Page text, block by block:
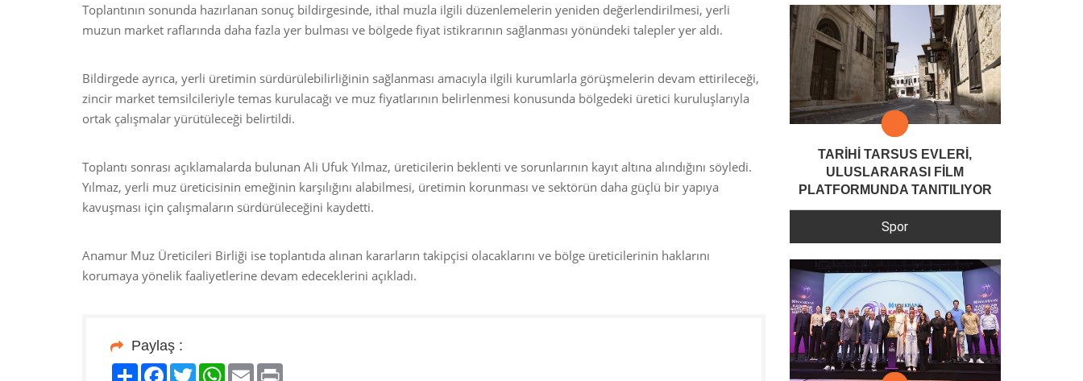
Toplantının sonunda hazırlanan sonuç bildirgesinde, ithal muzla ilgili düzenlemelerin yeniden değerlendirilmesi, yerli
muzun market raflarında daha fazla yer bulması ve bölgede fiyat istikrarının sağlanması yönündeki talepler yer aldı.
Bildirgede ayrıca, yerli üretimin sürdürülebilirliğinin sağlanması amacıyla ilgili kurumlarla görüşmelerin devam ettirileceği,
zincir market temsilcileriyle temas kurulacağı ve muz fiyatlarının belirlenmesi konusunda bölgedeki üretici kuruluşlarıyla
ortak çalışmalar yürütüleceği belirtildi.
Toplantı sonrası açıklamalarda bulunan Ali Ufuk Yılmaz, üreticilerin beklenti ve sorunlarının kayıt altına alındığını söyledi.
Yılmaz, yerli muz üreticisinin emeğinin karşılığını alabilmesi, üretimin korunması ve sektörün daha güçlü bir yapıya
kavuşması için çalışmaların sürdürüleceğini kaydetti.
Anamur Muz Üreticileri Birliği ise toplantıda alınan kararların takipçisi olacaklarını ve bölge üreticilerinin haklarını
korumaya yönelik faaliyetlerine devam edeceklerini açıkladı.
Paylaş :
PaylaşFacebook
TwitterWhatsApp
Email
TARİHİ TARSUS EVLERİ,
ULUSLARARASI FİLM
PLATFORMUNDA TANITILIYOR
Spor